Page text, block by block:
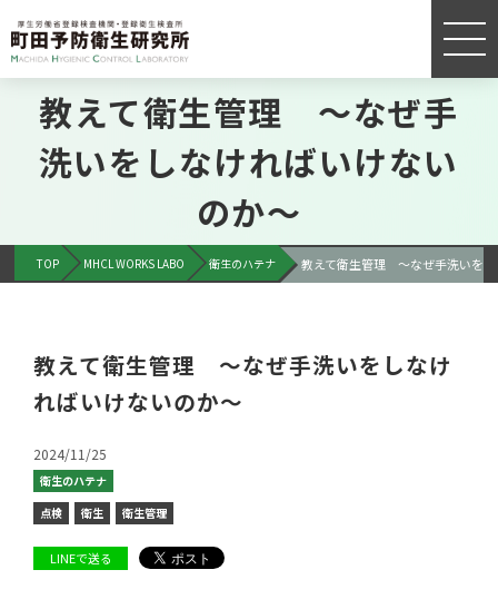
教えて衛生管理 ～なぜ手
洗いをしなければいけない
のか～
TOP MHCL WORKS LABO 衛生のハテナ 教えて衛生管理 ～なぜ手洗いを
教えて衛生管理 ～なぜ手洗いをしなけ
ればいけないのか～
2024/11/25
衛生のハテナ
点検
衛生 衛生管理
LINEで送る